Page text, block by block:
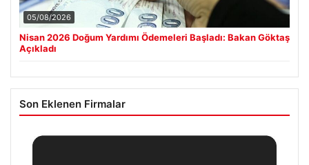
05/08/2026
Nisan 2026 Doğum Yardımı Ödemeleri Başladı: Bakan Göktaş
Açıkladı
Son Eklenen Firmalar